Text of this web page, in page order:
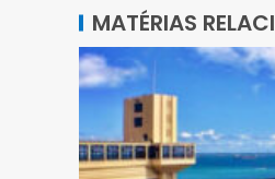
MATÉRIAS